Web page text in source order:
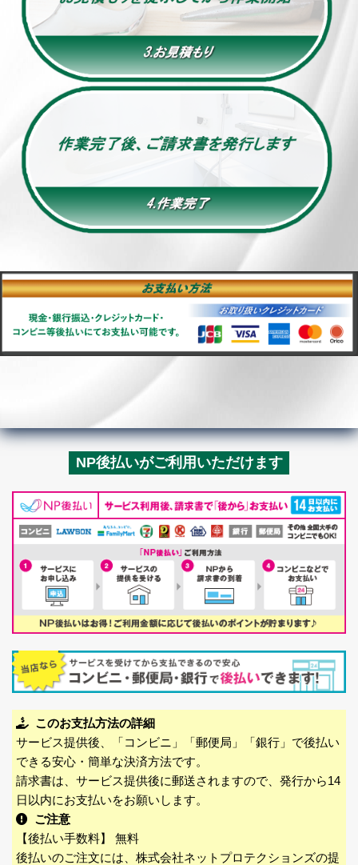
NP後払いがご利用いただけます
このお支払方法の詳細
サービス提供後、「コンビニ」「郵便局」「銀行」で後払い
できる安心・簡単な決済方法です。
請求書は、サービス提供後に郵送されますので、発行から14
日以内にお支払いをお願いします。
ご注意
【後払い手数料】 無料
後払いのご注文には、株式会社ネットプロテクションズの提